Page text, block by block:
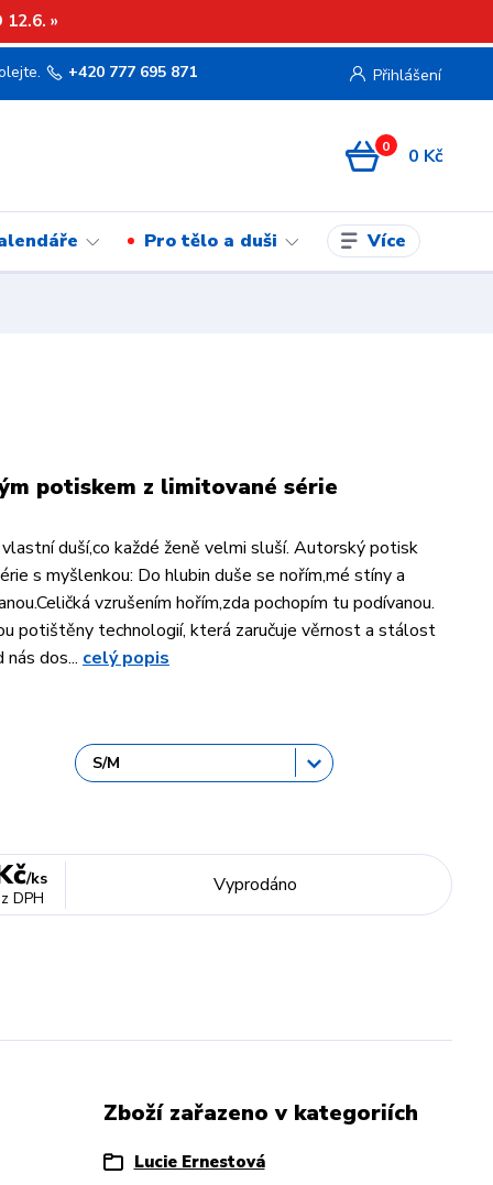
12.6. »
Přihlášení
+420 777 695 871
0 0 Kč
Pro tělo a duši Více
potiskem z limitované série
duší,co každé ženě velmi sluší. Autorský potisk
s myšlenkou: Do hlubin duše se nořím,mé stíny a
vzrušením hořím,zda pochopím tu podívanou.
potištěny technologií, která zaručuje věrnost a stálost
nás dos... celý popis
/ks
DPH
Vyprodáno
Zboží zařazeno v kategoriích
Lucie Ernestová